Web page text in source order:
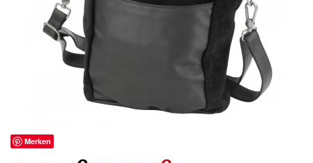
Merken